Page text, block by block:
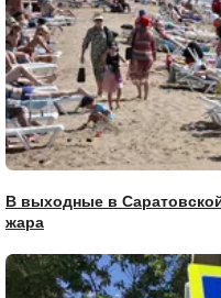
В выходные в
жара